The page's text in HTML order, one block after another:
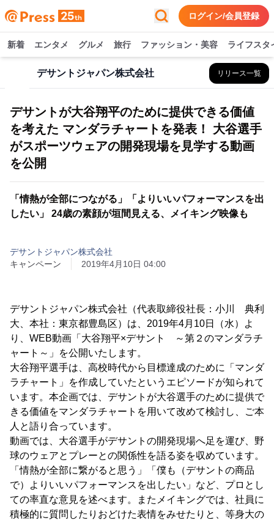
ログイン/会員登録
新着 エンタメ グルメ 旅行 ファッション・美容 ライフスタ
デサントジャパン株式会社 リリース一覧
デサントが大谷翔平のために提供できる価値
を考えた マンダラチャートを発表！ 大谷選手
がスポーツウェアの開発現場を見学する動画
を公開
「情熱が全部につながる」「よりいいパフォーマンスを出
したい」 24歳の素顔が垣間見える、メイキング映像も
デサントジャパン株式会社
キャンペーン
2019年4月10日 04:00
デサントジャパン株式会社（代表取締役社長：小川 典利
大、本社：東京都豊島区）は、2019年4月10日（水）よ
り、WEB動画「大谷翔平×デサント ～第２のマンダラチ
ャート～」を公開いたします。
大谷翔平選手は、高校時代から目標達成のために「マンダ
ラチャート」を作成していたというエピソードが知られて
います。本企画では、デサントが大谷選手のために提供で
きる価値をマンダラチャートを用いて改めて検討し、ご本
人と語り合っています。
動画では、大谷選手がデサントの開発現場へ足を運び、野
球のウェアとプレーとの関係性を語る姿を収めています。
「情熱が全部に繋がると思う」「僕も（デサントの商品
で）よりいいパフォーマンスを出したい」など、プロとし
ての率直な意見を述べます。またメイキングでは、社員に
積極的に質問したりおどけた表情をみせたりと、等身大の